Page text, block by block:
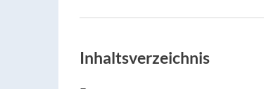
Inhaltsverzeichnis